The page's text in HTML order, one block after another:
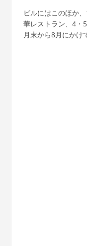
ビルにはこのほか
華レストラン、4・
月末から8月にかけ